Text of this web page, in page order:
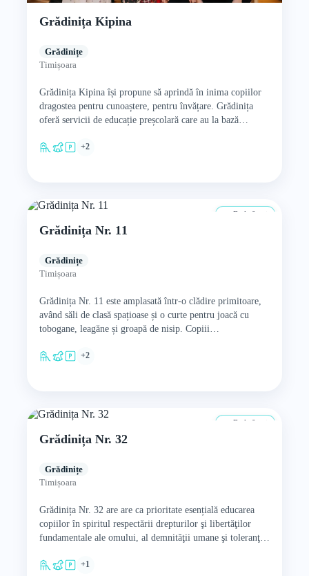
Grădinița Kipina
Grădinițe
Timișoara
Grădinița Kipina își propune să aprindă în inima copiilor
dragostea pentru cunoaștere, pentru învățare. Grădinița
oferă servicii de educație preșcolară care au la bază
+2
De la 0 ani
Grădinița Nr. 11
Grădinițe
Timișoara
Grădinița Nr. 11 este amplasată într-o clădire primitoare,
având săli de clasă spațioase și o curte pentru joacă cu
tobogane, leagăne și groapă de nisip. Copiii…
+2
De la 0 ani
Grădinița Nr. 32
Grădinițe
Timișoara
Grădinița Nr. 32 are are ca prioritate esențială educarea
copiilor în spiritul respectării drepturilor şi libertăţilor
fundamentale ale omului, al demnităţii umane şi toleranţei
+1